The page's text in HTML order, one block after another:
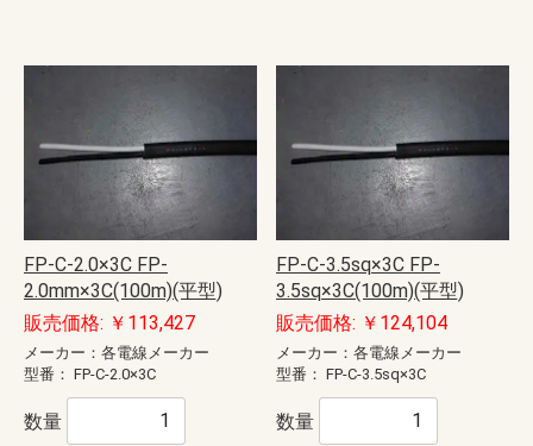
FP-C-2.0×3C FP-
2.0mm×3C(100m)(平型)
販売価格: ￥113,427
メーカー：各電線メーカー
型番： FP-C-2.0×3C
数量
FP-C-3.5sq×3C FP-
3.5sq×3C(100m)(平型)
販売価格: ￥124,104
メーカー：各電線メーカー
型番： FP-C-3.5sq×3C
数量